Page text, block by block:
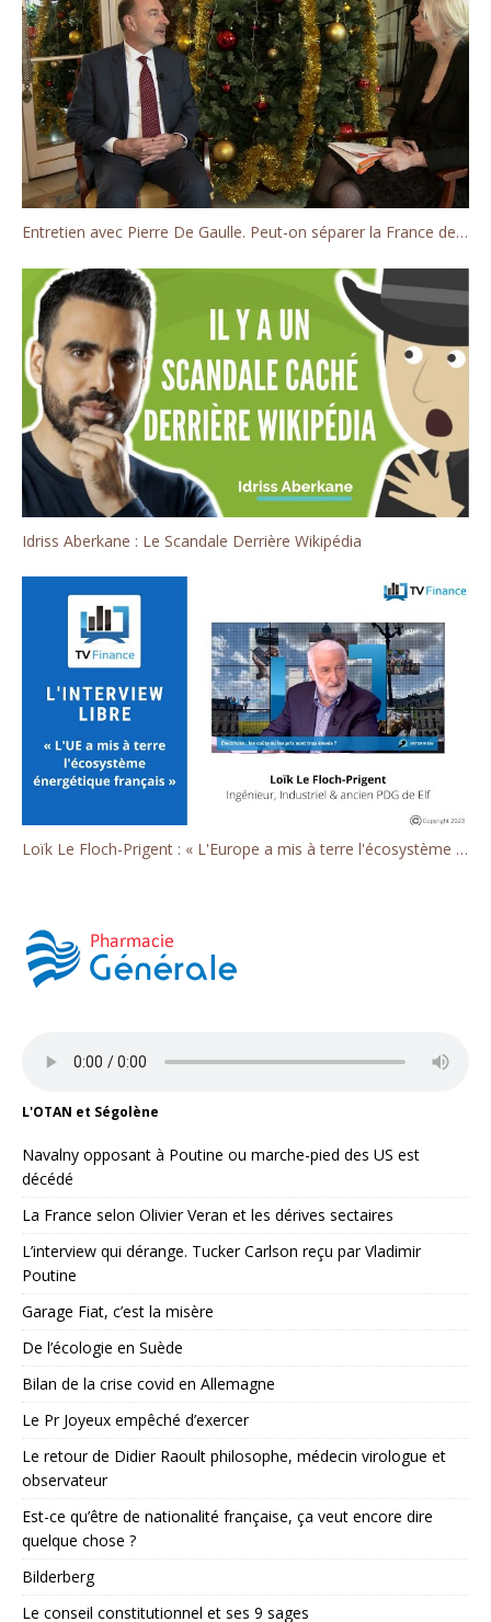
Entretien avec Pierre De Gaulle. Peut-on séparer la France de la Russie?
Idriss Aberkane : Le Scandale Derrière Wikipédia
Loïk Le Floch-Prigent : « L'Europe a mis à terre l'écosystème énergétique français »
L'OTAN et Ségolène
Navalny opposant à Poutine ou marche-pied des US est
décédé
La France selon Olivier Veran et les dérives sectaires
L’interview qui dérange. Tucker Carlson reçu par Vladimir
Poutine
Garage Fiat, c’est la misère
De l’écologie en Suède
Bilan de la crise covid en Allemagne
Le Pr Joyeux empêché d’exercer
Le retour de Didier Raoult philosophe, médecin virologue et
observateur
Est-ce qu’être de nationalité française, ça veut encore dire
quelque chose ?
Bilderberg
Le conseil constitutionnel et ses 9 sages